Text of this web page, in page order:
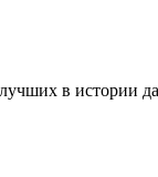
в истории